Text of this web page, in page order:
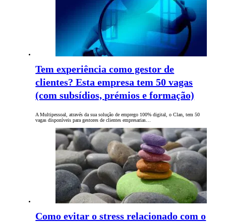
Tem experiência como gestor de
clientes? Esta empresa tem 50 vagas
(com subsídios, prémios e formação)
A Multipessoal, através da sua solução de emprego 100% digital, o Clan, tem 50
vagas disponíveis para gestores de clientes empresarias…
Como evitar o stress relacionado com o